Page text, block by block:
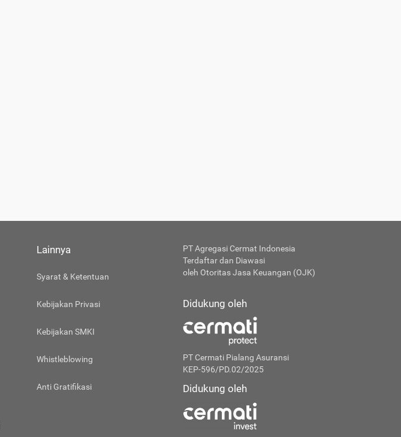
Lainnya
Syarat & Ketentuan
Kebijakan Privasi
Kebijakan SMKI
Whistleblowing
Anti Gratifikasi
PT Agregasi Cermat Indonesia
Terdaftar dan Diawasi
oleh Otoritas Jasa Keuangan (OJK)
Didukung oleh
PT Cermati Pialang Asuransi
KEP-596/PD.02/2025
Didukung oleh